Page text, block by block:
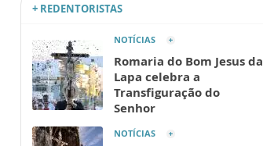
+ REDENTORISTAS
NOTÍCIAS
Romaria do Bom Jesus da
Lapa celebra a
Transfiguração do
Senhor
NOTÍCIAS